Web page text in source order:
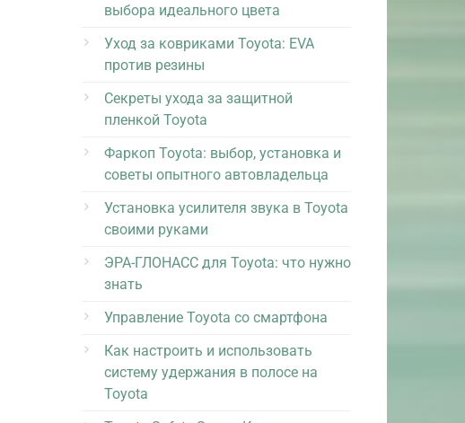
выбора идеального цвета
Уход за ковриками Toyota: EVA
против резины
Секреты ухода за защитной
пленкой Toyota
Фаркоп Toyota: выбор, установка и
советы опытного автовладельца
Установка усилителя звука в Toyota
своими руками
ЭРА-ГЛОНАСС для Toyota: что нужно
знать
Управление Toyota со смартфона
Как настроить и использовать
систему удержания в полосе на
Toyota